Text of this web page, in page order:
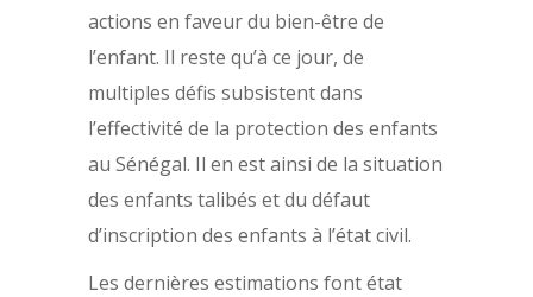
actions en faveur du bien-être de
l’enfant. Il reste qu’à ce jour, de
multiples défis subsistent dans
l’effectivité de la protection des enfants
au Sénégal. Il en est ainsi de la situation
des enfants talibés et du défaut
d’inscription des enfants à l’état civil.
Les dernières estimations font état